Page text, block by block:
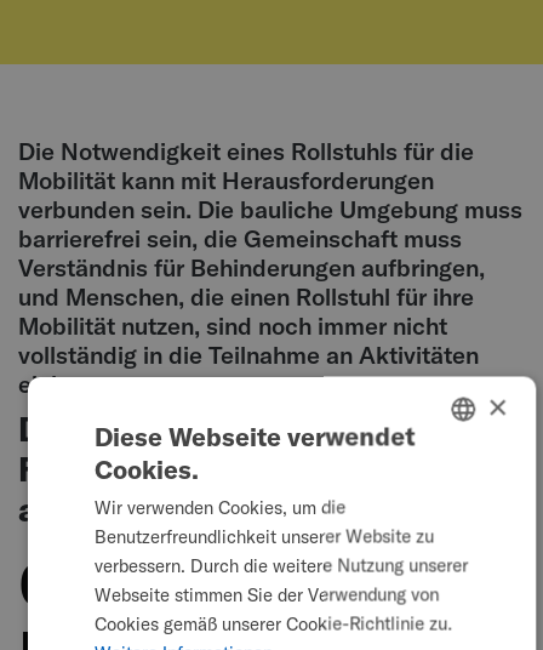
Die Notwendigkeit eines Rollstuhls für die
Mobilität kann mit Herausforderungen
verbunden sein. Die bauliche Umgebung muss
barrierefrei sein, die Gemeinschaft muss
Verständnis für Behinderungen aufbringen,
und Menschen, die einen Rollstuhl für ihre
Mobilität nutzen, sind noch immer nicht
vollständig in die Teilnahme an Aktivitäten
einbezogen.
Diese einschränkenden
Faktoren können sich negativ
auf
die
SWEDISH
FRENCH
DUTCH
×
Diese Webseite verwendet
Cookies.
Wir verwenden Cookies, um die
Benutzerfreundlichkeit unserer Website zu
verbessern. Durch die weitere Nutzung unserer
Webseite stimmen Sie der Verwendung von
Cookies gemäß unserer Cookie-Richtlinie zu.